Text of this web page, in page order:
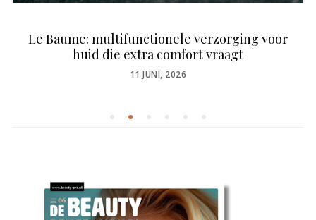
Le Baume: multifunctionele verzorging voor
huid die extra comfort vraagt
POSTED
11 JUNI, 2026